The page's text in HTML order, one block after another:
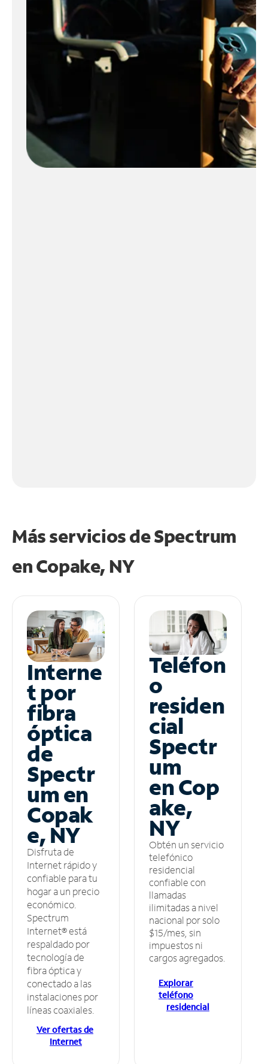
Más servicios de Spectrum
enCopake, NY
Interne
t por
fibra
óptica
de
Spectr
um en
Copak
e, NY
Disfruta de
Internet rápido y
confiable para tu
hogar a un precio
económico.
Spectrum
Internet® está
respaldado por
tecnología de
fibra óptica y
conectado a las
instalaciones por
líneas coaxiales.
Ver ofertas de
Internet
Teléfon
o
residen
cial
Spectr
um
en Cop
ake,
NY
Obtén un servicio
telefónico
residencial
confiable con
llamadas
ilimitadas a nivel
nacional por solo
$15/mes, sin
impuestos ni
cargos agregados.
Explorar
teléfono
residencial